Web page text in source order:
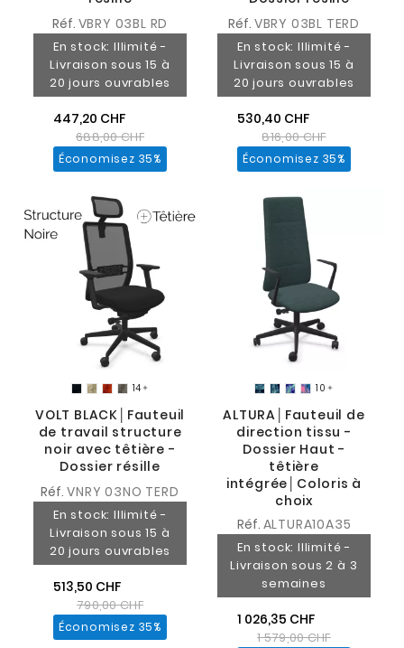
Réf. VBRY 03BL RD
En stock: Illimité -
Livraison sous 15 à
20 jours ouvrables
447,20 CHF
688,00 CHF
Économisez 35%
Réf. VBRY 03BL TERD
En stock: Illimité -
Livraison sous 15 à
20 jours ouvrables
530,40 CHF
816,00 CHF
Économisez 35%
14 
VOLT BLACK│Fauteuil
de travail structure
noir avec têtière -
Dossier résille
Réf.VNRY 03NO TERD
En stock: Illimité -
Livraison sous 15 à
20 jours ouvrables
513,50 CHF
790,00 CHF
Économisez 35%
10 
ALTURA│Fauteuil de
direction tissu -
Dossier Haut -
têtière
intégrée│Coloris à
choix
Réf. ALTURA10A35
En stock: Illimité -
Livraison sous 2 à 3
semaines
1 026,35 CHF
1 579,00 CHF